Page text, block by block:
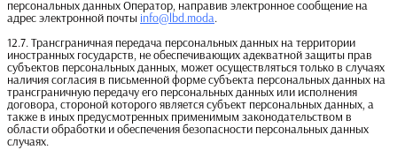
персональных данных Оператор, направив электронное сообщение на
адрес электронной почты info@lbd.moda.
12.7. Трансграничная передача персональных данных на территории
иностранных государств, не обеспечивающих адекватной защиты прав
субъектов персональных данных, может осуществляться только в случаях
наличия согласия в письменной форме субъекта персональных данных на
трансграничную передачу его персональных данных или исполнения
договора, стороной которого является субъект персональных данных, а
также в иных предусмотренных применимым законодательством в
области обработки и обеспечения безопасности персональных данных
случаях.